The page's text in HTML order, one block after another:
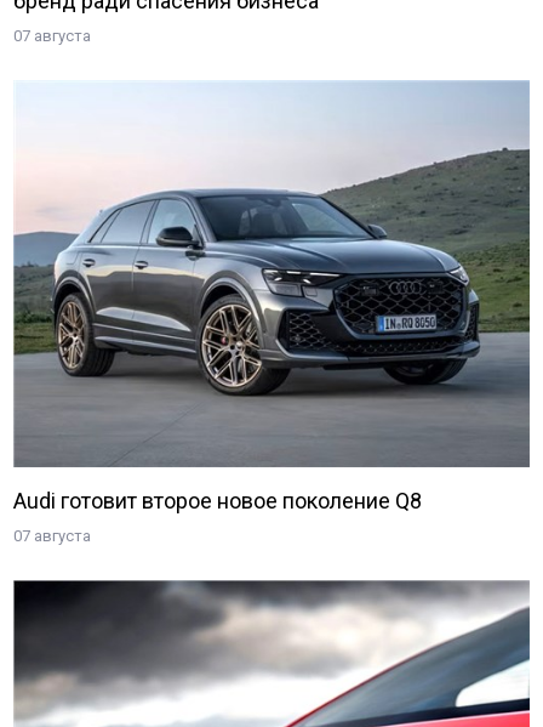
07 августа
Audi готовит второе новое поколение Q8
07 августа